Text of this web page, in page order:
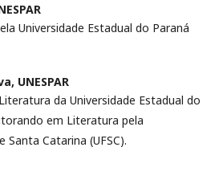
Universidade Estadual do Paraná
UNESPAR
da Universidade Estadual do
em Literatura pela
Santa Catarina (UFSC).